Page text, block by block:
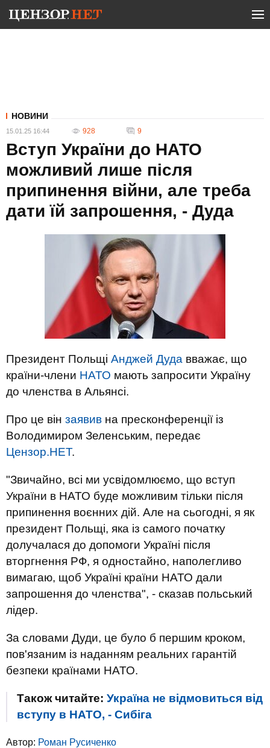
НОВИНИ
15.01.25 16:44 928 9
Вступ України до НАТО
можливий лише після
припинення війни, але треба
дати їй запрошення, - Дуда
Президент Польщі Анджей Дуда вважає, що
країни-члени НАТО мають запросити Україну
до членства в Альянсі.
Про це він заявив на пресконференції із
Володимиром Зеленським, передає
Цензор.НЕТ.
"Звичайно, всі ми усвідомлюємо, що вступ
України в НАТО буде можливим тільки після
припинення воєнних дій. Але на сьогодні, я як
президент Польщі, яка із самого початку
долучалася до допомоги Україні після
вторгнення РФ, я одностайно, наполегливо
вимагаю, щоб Україні країни НАТО дали
запрошення до членства", - сказав польський
лідер.
За словами Дуди, це було б першим кроком,
пов'язаним із наданням реальних гарантій
безпеки країнами НАТО.
Також читайте: Україна не відмовиться від
вступу в НАТО, - Сибіга
Автор: Роман Русиченко